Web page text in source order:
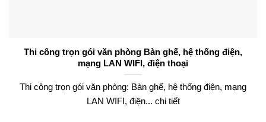
Thi công trọn gói văn phòng Bàn ghế, hệ thống điện,
mạng LAN WIFI, điện thoại
Thi công trọn gói văn phòng: Bàn ghế, hệ thống điện, mạng
LAN WIFI, điện... chi tiết